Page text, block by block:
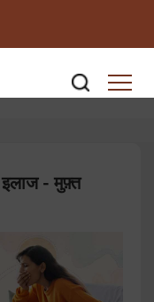
- मुफ़्त